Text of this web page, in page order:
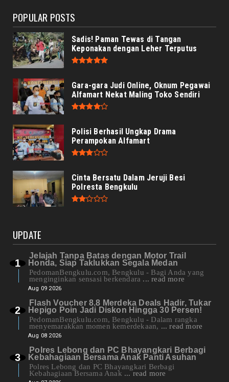
POPULAR POSTS
Sadis! Paman Tewas di Tangan
Keponakan dengan Leher Terputus
Gara-gara Judi Online, Oknum Pegawai
Alfamart Nekat Maling Toko Sendiri
Polisi Berhasil Ungkap Drama
Perampokan Alfamart
Cinta Bersatu Dalam Jeruji Besi
Polresta Bengkulu
UPDATE
Jelajah Tanpa Batas dengan Motor Trail
Honda, Siap Taklukkan Segala Medan
PedomanBengkulu.com, Bengkulu - Bagi Anda yang
menginginkan sensasi berkendara ... read more
Aug 09 2026
Flash Voucher 8.8 Merdeka Deals Hadir, Tukar
Hepigo Poin Jadi Diskon Hingga 30 Persen!
PedomanBengkulu.com, Bengkulu - Dalam rangka
menyemarakkan momen kemerdekaan, ... read more
Aug 08 2026
Polres Lebong dan PC Bhayangkari Berbagi
Kebahagiaan Bersama Anak Panti Asuhan
Polres Lebong dan PC Bhayangkari Berbagi
Kebahagiaan Bersama Anak ... read more